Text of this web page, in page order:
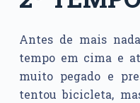
Antes de mais
tempo em cima e
muito pegado e
tentou bicicleta,